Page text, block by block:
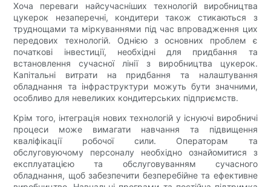
Хоча переваги найсучасніших технологій виробництва
цукерок незаперечні, кондитери також стикаються з
труднощами та міркуваннями під час впровадження цих
передових технологій. Однією з основних проблем є
початкові інвестиції, необхідні для придбання та
встановлення сучасної лінії з виробництва цукерок.
Капітальні витрати на придбання та налаштування
обладнання та інфраструктури можуть бути значними,
особливо для невеликих кондитерських підприємств.
Крім того, інтеграція нових технологій у існуючі виробничі
процеси може вимагати навчання та підвищення
кваліфікації робочої сили. Операторам та
обслуговуючому персоналу необхідно ознайомитися з
експлуатацією та обслуговуванням сучасного
обладнання, щоб забезпечити безперебійне та ефективне